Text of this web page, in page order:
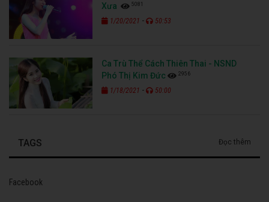
Xưa
5081
1/20/2021 - 50:53
Ca Trù Thể Cách Thiên Thai - NSND
Phó Thị Kim Đức
2956
1/18/2021 - 50:00
TAGS Đọc thêm
Facebook